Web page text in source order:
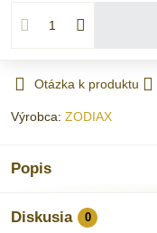
Otázka k produktu
Výrobca: ZODIAX
Popis
Diskusia 0